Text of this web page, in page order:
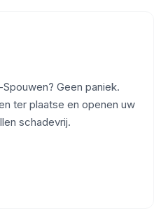
Geen paniek.
ter plaatse en openen uw
schadevrij.